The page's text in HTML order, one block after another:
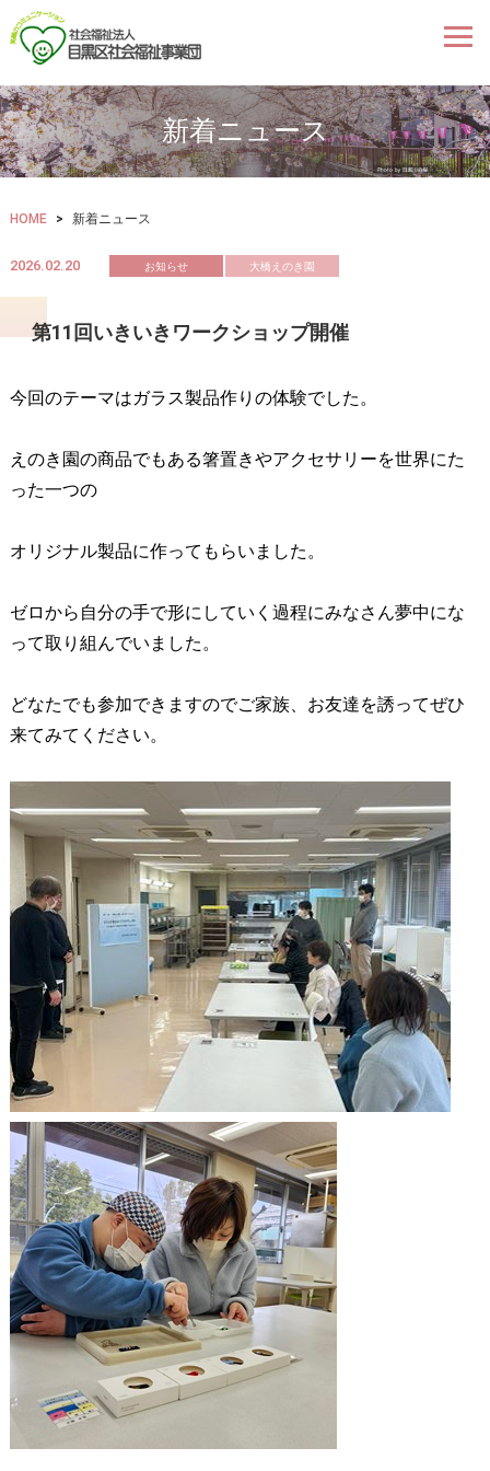
新着ニュース
HOME > 新着ニュース
2026.02.20 お知らせ 大橋えのき園
第11回いきいきワークショップ開催
今回のテーマはガラス製品作りの体験でした。
えのき園の商品でもある箸置きやアクセサリーを世界にた
った一つの
オリジナル製品に作ってもらいました。
ゼロから自分の手で形にしていく過程にみなさん夢中にな
って取り組んでいました。
どなたでも参加できますのでご家族、お友達を誘ってぜひ
来てみてください。